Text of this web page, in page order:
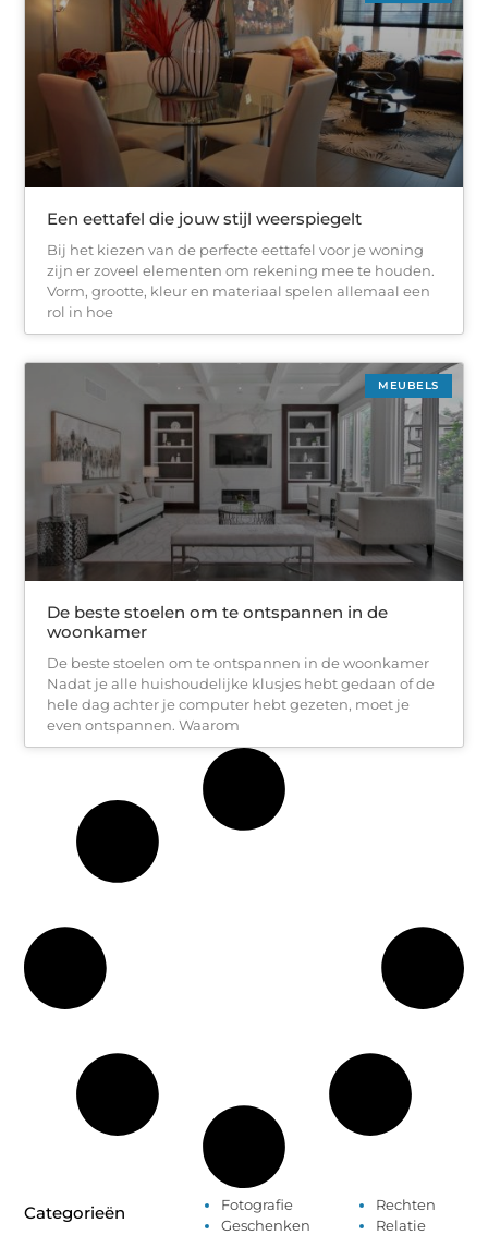
Een eettafel die jouw stijl weerspiegelt
Bij het kiezen van de perfecte eettafel voor je woning
zijn er zoveel elementen om rekening mee te houden.
Vorm, grootte, kleur en materiaal spelen allemaal een
rol in hoe
MEUBELS
De beste stoelen om te ontspannen in de
woonkamer
De beste stoelen om te ontspannen in de woonkamer
Nadat je alle huishoudelijke klusjes hebt gedaan of de
hele dag achter je computer hebt gezeten, moet je
even ontspannen. Waarom
Categorieën
Fotografie
Geschenken
Rechten
Relatie